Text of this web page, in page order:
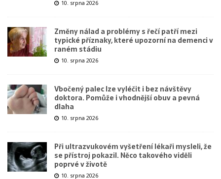
10. srpna 2026
Změny nálad a problémy s řečí patří mezi
typické příznaky, které upozorní na demenci v
raném stádiu
10. srpna 2026
Vbočený palec lze vyléčit i bez návštěvy
doktora. Pomůže i vhodnější obuv a pevná
dlaha
10. srpna 2026
Při ultrazvukovém vyšetření lékaři mysleli, že
se přístroj pokazil. Něco takového viděli
poprvé v životě
10. srpna 2026